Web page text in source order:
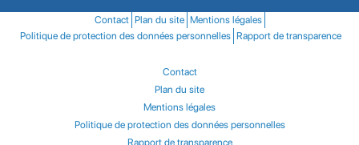
Contact Plan du site Mentions légales
Politique de protection des données personnelles Rapport de transparence
Contact
Plan du site
Mentions légales
Politique de protection des données personnelles
Rapport de transparence